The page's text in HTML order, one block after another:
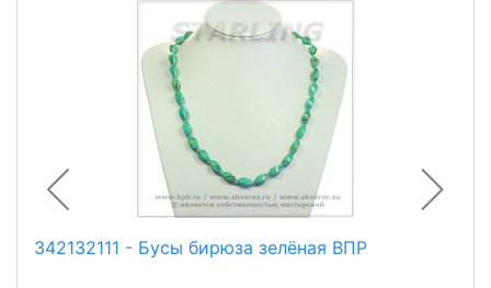
342132111 - Бусы бирюза зелёная ВПР